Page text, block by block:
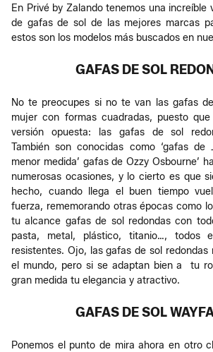
En Privé by Zalando tenemos una increíble
de gafas de sol de las mejores marcas
estos son los modelos más buscados en
GAFAS DE SOL
No te preocupes si no te van las gafas
mujer con formas cuadradas, puesto
versión opuesta: las gafas de sol
También son conocidas como ‘gafas de
menor medida’ gafas de Ozzy Osbourne’
numerosas ocasiones, y lo cierto es que
hecho, cuando llega el buen tiempo
fuerza, rememorando otras épocas como
tu alcance gafas de sol redondas con
pasta, metal, plástico, titanio…, todos
resistentes. Ojo, las gafas de sol
el mundo, pero si se adaptan bien a tu
gran medida tu elegancia y atractivo.
GAFAS DE SOL
Ponemos el punto de mira ahora en otro